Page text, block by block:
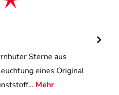
Sterne aus
eines Original
Mehr